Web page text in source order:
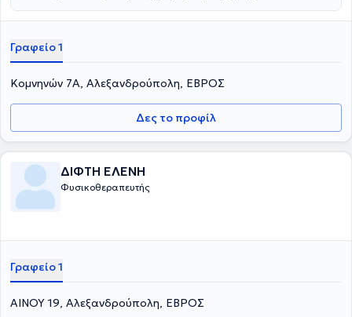
Αποκατάσταση όλων των υπολοίπων παθήσεων μυοσκελετικού και
Γραφείο 1
Κομνηνών 7Α, Αλεξανδρούπολη, ΕΒΡΟΣ
Δες το προφίλ
ΔΙΦΤΗ ΕΛΕΝΗ
Φυσικοθεραπευτής
Γραφείο 1
ΑΙΝΟΥ 19, Αλεξανδρούπολη, ΕΒΡΟΣ